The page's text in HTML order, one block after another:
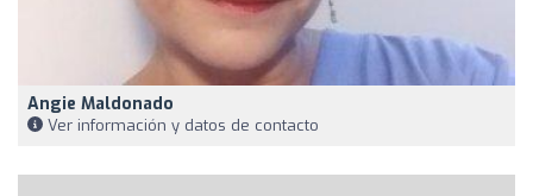
Angie Maldonado
Ver información y datos de contacto